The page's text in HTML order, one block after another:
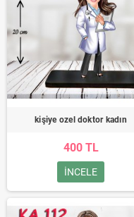
kişiye ozel doktor kadın
400 TL
INCELE